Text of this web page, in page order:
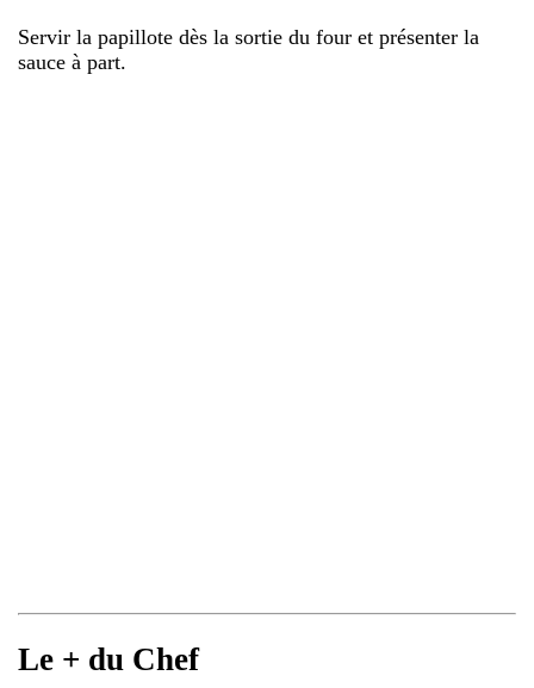
Servir la papillote dès la sortie du four et présenter la
sauce à part.
Le + du Chef